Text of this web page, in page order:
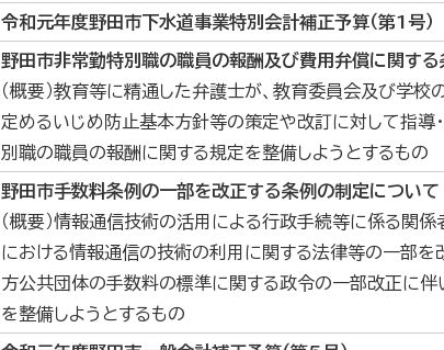
令和元年度野田市下水道事業特別会計補正予算（第1 号）
野田市非常勤特別職の職員の報酬及び費用弁償に関す
（概要）教育等に精通した弁護士が、教育委員会及び学
定めるいじめ防止基本方針等の策定や改訂に対して指導
別職の職員の報酬に関する規定を整備しようとするもの
野田市手数料条例の一部を改正する条例の制定について
（概要）情報通信技術の活用による行政手続等に係る
における情報通信の技術の利用に関する法律等の一部
方公共団体の手数料の標準に関する政令の一部改正に
を整備しようとするもの